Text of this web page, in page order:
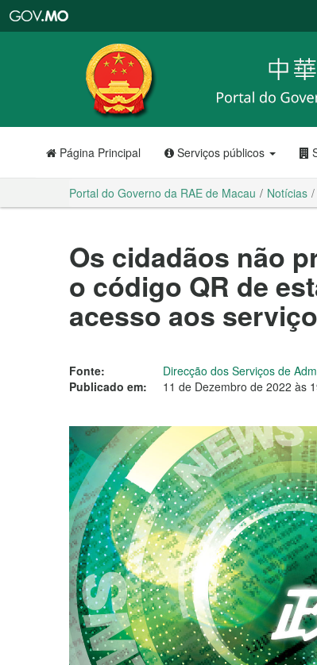
RAE
de
Macau
Página Principal Serviços públicos
Portal do Governo da RAE de Macau Notícias
Os cidadãos não
o código QR de
acesso aos
Fonte:
Direcção dos Serviços de
Publicado em:
11 de Dezembro de 2022 às